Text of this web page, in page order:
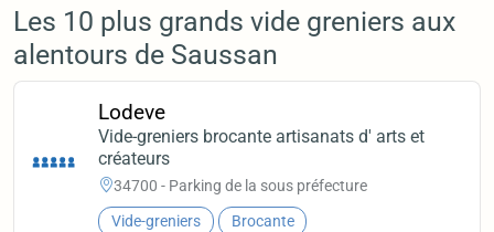
Les 10 plus grands vide greniers aux
alentours de Saussan
Lodeve
Vide-greniers brocante artisanats d' arts et
créateurs
34700 - Parking de la sous préfecture
Vide-greniers Brocante